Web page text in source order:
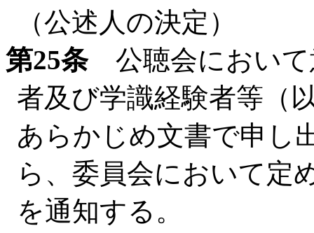
（公述人の決定）
第25条公聴会において
者及び学識経験者等（
あらかじめ文書で申し
ら、委員会において定
を通知する。